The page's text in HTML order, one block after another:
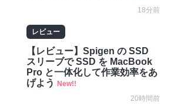
18分前
レビュー
【レビュー】Spigen の SSD
スリーブで SSD を MacBook
Pro と一体化して作業効率をあ
げよう
New!!
20時間前